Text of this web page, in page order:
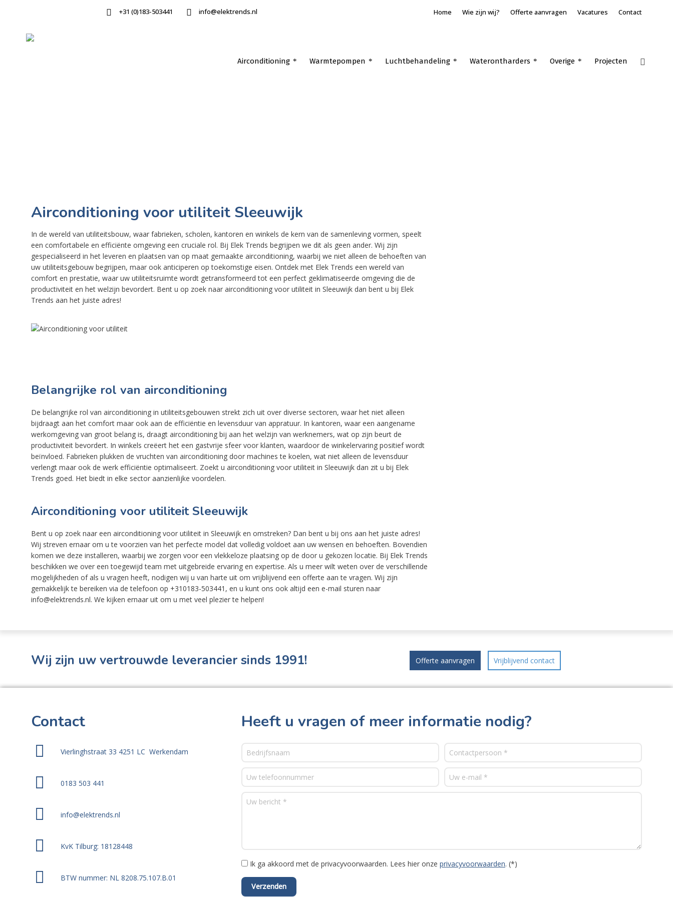
+31 (0)183-503441 info@elektrends.nl Home Wie zijn wij? Offerte aanvragen Vacatures Contact
Airconditioning Warmtepompen Luchtbehandeling Waterontharders Overige Projecten
Airconditioning voor utiliteit Sleeuwijk
In de wereld van utiliteitsbouw, waar fabrieken, scholen, kantoren en winkels de kern van de samenleving vormen, speelt
een comfortabele en efficiënte omgeving een cruciale rol. Bij Elek Trends begrijpen we dit als geen ander. Wij zijn
gespecialiseerd in het leveren en plaatsen van op maat gemaakte airconditioning, waarbij we niet alleen de behoeften van
uw utiliteitsgebouw begrijpen, maar ook anticiperen op toekomstige eisen. Ontdek met Elek Trends een wereld van
comfort en prestatie, waar uw utiliteitsruimte wordt getransformeerd tot een perfect geklimatiseerde omgeving die de
productiviteit en het welzijn bevordert. Bent u op zoek naar airconditioning voor utiliteit in Sleeuwijk dan bent u bij Elek
Trends aan het juiste adres!
Belangrijke rol van airconditioning
De belangrijke rol van airconditioning in utiliteitsgebouwen strekt zich uit over diverse sectoren, waar het niet alleen
bijdraagt aan het comfort maar ook aan de efficiëntie en levensduur van appratuur. In kantoren, waar een aangename
werkomgeving van groot belang is, draagt airconditioning bij aan het welzijn van werknemers, wat op zijn beurt de
productiviteit bevordert. In winkels creëert het een gastvrije sfeer voor klanten, waardoor de winkelervaring positief wordt
beïnvloed. Fabrieken plukken de vruchten van airconditioning door machines te koelen, wat niet alleen de levensduur
verlengt maar ook de werk efficiëntie optimaliseert. Zoekt u airconditioning voor utiliteit in Sleeuwijk dan zit u bij Elek
Trends goed. Het biedt in elke sector aanzienlijke voordelen.
Airconditioning voor utiliteit Sleeuwijk
Bent u op zoek naar een airconditioning voor utiliteit in Sleeuwijk en omstreken? Dan bent u bij ons aan het juiste adres!
Wij streven ernaar om u te voorzien van het perfecte model dat volledig voldoet aan uw wensen en behoeften. Bovendien
komen we deze installeren, waarbij we zorgen voor een vlekkeloze plaatsing op de door u gekozen locatie. Bij Elek Trends
beschikken we over een toegewijd team met uitgebreide ervaring en expertise. Als u meer wilt weten over de verschillende
mogelijkheden of als u vragen heeft, nodigen wij u van harte uit om vrijblijvend een offerte aan te vragen. Wij zijn
gemakkelijk te bereiken via de telefoon op +310183-503441, en u kunt ons ook altijd een e-mail sturen naar
info@elektrends.nl. We kijken ernaar uit om u met veel plezier te helpen!
Wij zijn uw vertrouwde leverancier sinds 1991! Offerte aanvragen Vrijblijvend contact
Contact
Vierlinghstraat 33 4251 LC Werkendam
0183 503 441
info@elektrends.nl
KvK Tilburg: 18128448
BTW nummer: NL 8208.75.107.B.01
Heeft u vragen of meer informatie nodig?
Ik ga akkoord met de privacyvoorwaarden. Lees hier onze privacyvoorwaarden. (*)